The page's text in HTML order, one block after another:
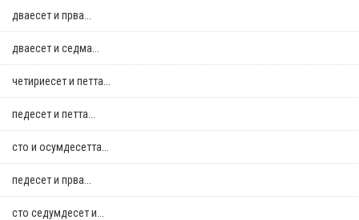
дваесет и прва...
дваесет и седма...
четириесет и петта...
педесет и петта...
сто и осумдесетта...
педесет и прва...
сто седумдесет и...